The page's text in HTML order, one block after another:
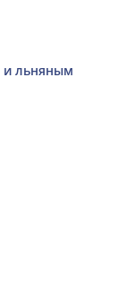
и льняным